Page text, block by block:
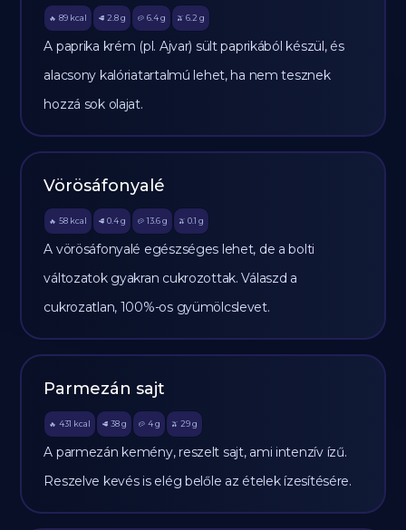
🔥 89 kcal 🥩 2.8 g 🥔 6.4g 🫒 6.2 g
A paprika krém (pl. Ajvar) sült paprikából készül, és
alacsony kalóriatartalmú lehet, ha nem tesznek
hozzá sok olajat.
Vörösáfonyalé
🔥 58 kcal 🥩 0.4 g 🥔 13.6g 🫒 0.1 g
A vörösáfonyalé egészséges lehet, de a bolti
változatok gyakran cukrozottak. Válaszd a
cukrozatlan, 100%-os gyümölcslevet.
Parmezán sajt
🔥 431 kcal 🥩 38 g 🥔 4g 🫒 29 g
A parmezán kemény, reszelt sajt, ami intenzív ízű.
Reszelve kevés is elég belőle az ételek ízesítésére.